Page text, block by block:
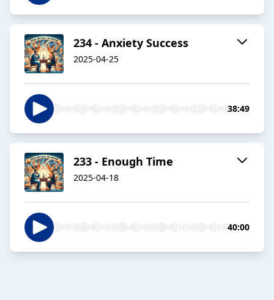
234 - Anxiety Success
2025-04-25
38:49
233 - Enough Time
2025-04-18
40:00